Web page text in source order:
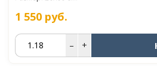
1 550 руб.
– +